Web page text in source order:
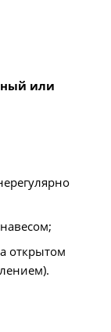
или
открытом